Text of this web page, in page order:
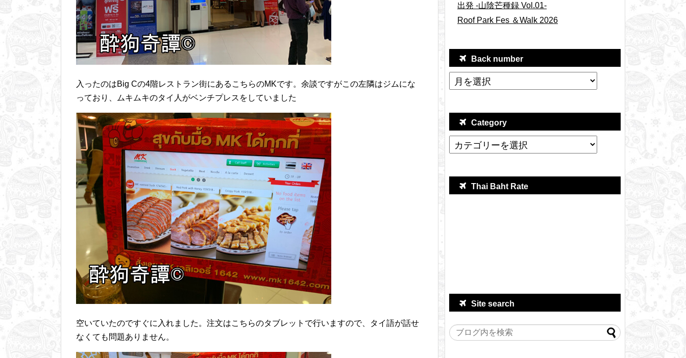
入ったのはBig Cの4階レストラン街にあるこちらのMKです。余談ですがこの左隣はジムにな
っており、ムキムキのタイ人がベンチプレスをしていました
空いていたのですぐに入れました。注文はこちらのタブレットで行いますので、タイ語が話せ
なくても問題ありません。
出発 -山陰芒種録 Vol.01-
Roof Park Fes ＆Walk 2026
Back number
Category
Thai Baht Rate
Site search